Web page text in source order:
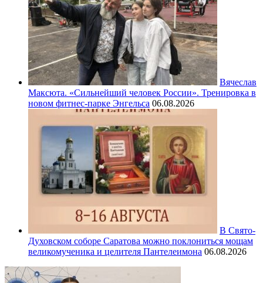
Вячеслав
Максюта. «Сильнейший человек России». Тренировка в
новом фитнес-парке Энгельса 06.08.2026
В Свято-
Духовском соборе Саратова можно поклониться мощам
великомученика и целителя Пантелеимона 06.08.2026